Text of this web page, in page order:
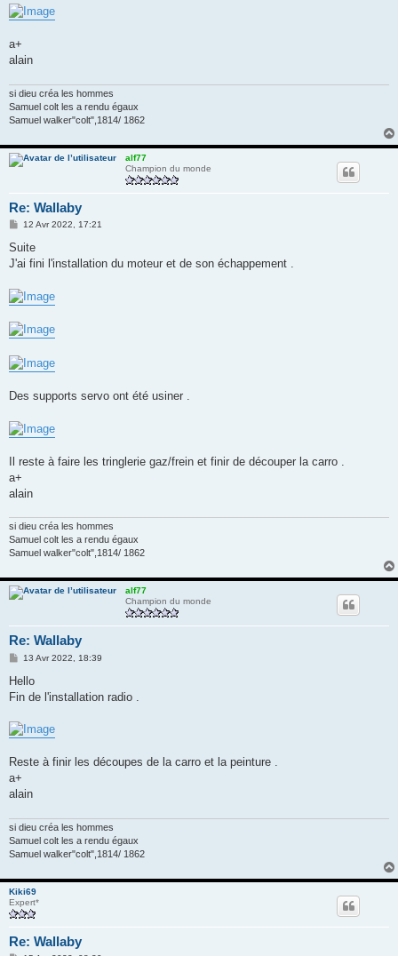
a+
alain
si dieu créa les hommes
Samuel colt les a rendu égaux
Samuel walker"colt",1814/ 1862
alf77
Champion du monde
Re: Wallaby
M
s
a
e
12 Avr 2022, 17:21
Suite
J'ai fini l'installation du moteur et de son échappement .
Des supports servo ont été usiner .
Il reste à faire les tringlerie gaz/frein et finir de découper la carro .
a+
alain
si dieu créa les hommes
Samuel colt les a rendu égaux
Samuel walker"colt",1814/ 1862
alf77
Champion du monde
Re: Wallaby
M
s
a
e
13 Avr 2022, 18:39
Hello
Fin de l'installation radio .
Reste à finir les découpes de la carro et la peinture .
a+
alain
si dieu créa les hommes
Samuel colt les a rendu égaux
Samuel walker"colt",1814/ 1862
Kiki69
Expert*
Re: Wallaby